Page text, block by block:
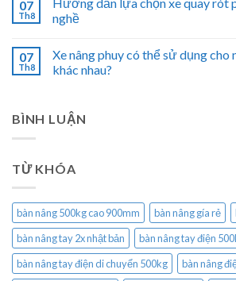
07
Th8
nghề
07
Th8
Xe nâng phuy có thể sử dụng cho
khác nhau?
BÌNH LUẬN
TỪ KHÓA
bàn nâng 500kg cao 900mm bàn nâng gía rẻ
bàn nâng tay 2x nhật bản
bàn nâng tay điện
bàn nâng tay điện di chuyển 500kg
bàn nâng